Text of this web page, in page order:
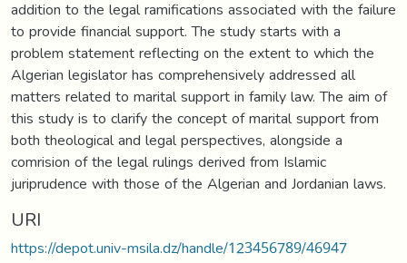
addition to the legal ramifications associated with the failure
to provide financial support. The study starts with a
problem statement reflecting on the extent to which the
Algerian legislator has comprehensively addressed all
matters related to marital support in family law. The aim of
this study is to clarify the concept of marital support from
both theological and legal perspectives, alongside a
comrision of the legal rulings derived from Islamic
juriprudence with those of the Algerian and Jordanian laws.
URI
https://depot.univ-msila.dz/handle/123456789/46947